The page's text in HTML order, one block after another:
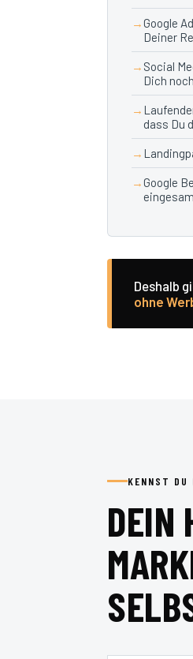
Google
Deiner
Social
Dich
dass Du
Google
Deshalb
ohne
KENNST DU
DEIN